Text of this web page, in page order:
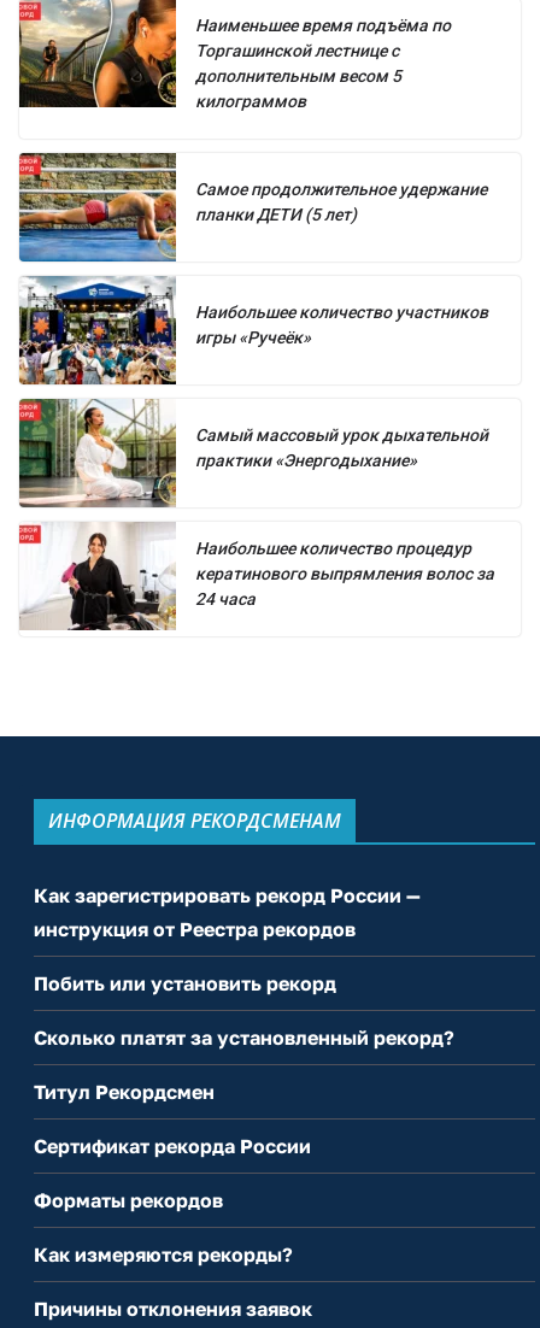
Наименьшее время подъёма по
Торгашинской лестнице с
дополнительным весом 5
килограммов
Самое продолжительное удержание
планки ДЕТИ (5 лет)
Наибольшее количество участников
игры «Ручеёк»
Самый массовый урок дыхательной
практики «Энергодыхание»
Наибольшее количество процедур
кератинового выпрямления волос за
24 часа
ИНФОРМАЦИЯ РЕКОРДСМЕНАМ
Как зарегистрировать рекорд России —
инструкция от Реестра рекордов
Побить или установить рекорд
Сколько платят за установленный рекорд?
Титул Рекордсмен
Сертификат рекорда России
Форматы рекордов
Как измеряются рекорды?
Причины отклонения заявок